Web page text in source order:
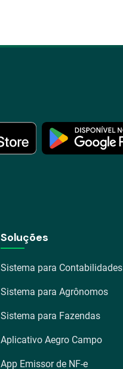
Soluções
Sistema para Contabilidades
Sistema para Agrônomos
Sistema para Fazendas
Aplicativo Aegro Campo
App Emissor de NF-e